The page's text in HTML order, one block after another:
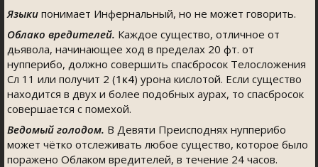
Языки понимает Инфернальный, но не может говорить.
Облако вредителей. Каждое существо, отличное от
дьявола, начинающее ход в пределах 20 фт. от
нупперибо, должно совершить спасбросок Телосложения
Сл 11 или получит 2 (1к4) урона кислотой. Если существо
находится в двух и более подобных аурах, то спасбросок
совершается с помехой.
Ведомый голодом. В Девяти Преисподнях нупперибо
может чётко отслеживать любое существо, которое было
поражено Облаком вредителей, в течение 24 часов.